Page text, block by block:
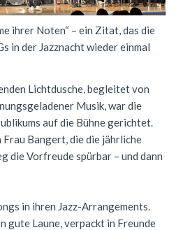
Physik)
ihrer Noten“ – ein Zitat, das die
in der Jazznacht wieder einmal
Lichtdusche, begleitet von
Musik, war die
auf die Bühne gerichtet.
Frau Bangert, die die jährliche
die Vorfreude spürbar – und dann
in ihren Jazz-Arrangements.
gute Laune, verpackt in Freunde